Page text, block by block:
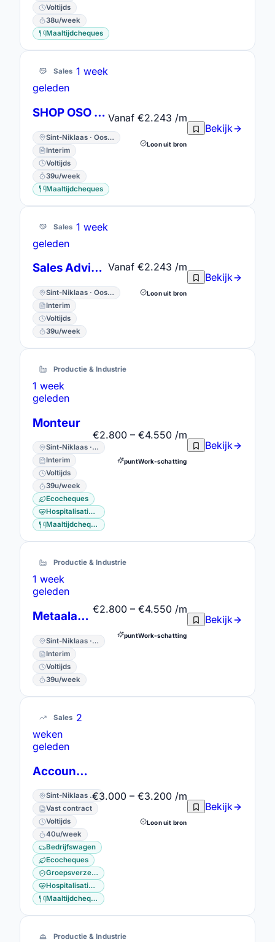
Voltijds
38u/week
Maaltijdcheques
Sales 1 week
geleden
SHOP OSO Waasland/ Dendermonde
Sint-Niklaas · Oost-Vlaanderen
Interim
Voltijds
39u/week
Maaltijdcheques
Vanaf €2.243 /m
Loon uit bron
Bekijk
Sales 1 week
geleden
Sales Advisor
Sint-Niklaas · Oost-Vlaanderen
Interim
Voltijds
39u/week
Vanaf €2.243 /m
Loon uit bron
Bekijk
Productie & Industrie
1 week
geleden
Monteur
Sint-Niklaas · Oost-Vlaanderen
Interim
Voltijds
39u/week
Ecocheques
Hospitalisatieverzekering
Maaltijdcheques
€2.800 – €4.550 /m
puntWork-schatting
Bekijk
Productie & Industrie
1 week
geleden
Metaalarbeider
Sint-Niklaas · Oost-Vlaanderen
Interim
Voltijds
39u/week
€2.800 – €4.550 /m
puntWork-schatting
Bekijk
Sales 2
weken
geleden
Accountmanager
Sint-Niklaas · Oost-Vlaanderen
Vast contract
Voltijds
40u/week
Bedrijfswagen
Ecocheques
Groepsverzekering
Hospitalisatieverzekering
Maaltijdcheques
€3.000 – €3.200 /m
Loon uit bron
Bekijk
Productie & Industrie